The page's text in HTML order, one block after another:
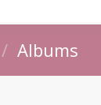
Albums